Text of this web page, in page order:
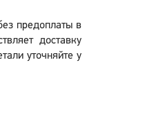
предоплаты в
доставку
уточняйте у